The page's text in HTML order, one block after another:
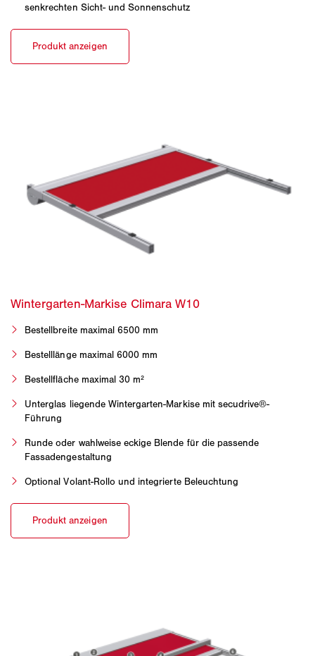
senkrechten Sicht- und Sonnenschutz
Bestellbreite maximal 6500 mm
Bestelllänge maximal 6000 mm
Bestellfläche maximal 30 m²
Unterglas liegende Wintergarten-Markise mit secudrive®-
Führung
Runde oder wahlweise eckige Blende für die passende
Fassadengestaltung
Optional Volant-Rollo und integrierte Beleuchtung